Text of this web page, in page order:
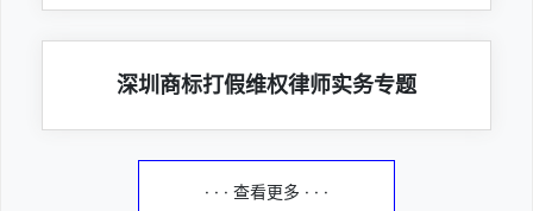
深圳商标打假维权律师实务专题
· · · 查看更多 · · ·